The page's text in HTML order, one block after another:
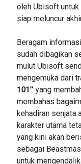
oleh Ubisoft untuk
siap meluncur
Beragam
sudah dibagikan
mulut Ubisoft
mengemuka dari
101”yang
membahas
kehadiran senjata
karakter utama
yang kini akan
sebagai
untuk